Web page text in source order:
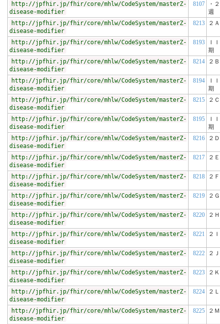
http://jpfhir.jp/fhir/core/mhlw/CodeSystem/masterZ-
disease-modifier
8107
・
週
http://jpfhir.jp/fhir/core/mhlw/CodeSystem/masterZ-
disease-modifier
8213 ２
http://jpfhir.jp/fhir/core/mhlw/CodeSystem/masterZ-
disease-modifier
8193
Ｉ
期
http://jpfhir.jp/fhir/core/mhlw/CodeSystem/masterZ-
disease-modifier
8214 ２
http://jpfhir.jp/fhir/core/mhlw/CodeSystem/masterZ-
disease-modifier
8194
Ｉ
期
http://jpfhir.jp/fhir/core/mhlw/CodeSystem/masterZ-
disease-modifier
8215 ２
http://jpfhir.jp/fhir/core/mhlw/CodeSystem/masterZ-
disease-modifier
8195
Ｉ
期
http://jpfhir.jp/fhir/core/mhlw/CodeSystem/masterZ-
disease-modifier
8216 ２
http://jpfhir.jp/fhir/core/mhlw/CodeSystem/masterZ-
disease-modifier
8217 ２
http://jpfhir.jp/fhir/core/mhlw/CodeSystem/masterZ-
disease-modifier
8218 ２
http://jpfhir.jp/fhir/core/mhlw/CodeSystem/masterZ-
disease-modifier
8219 ２
http://jpfhir.jp/fhir/core/mhlw/CodeSystem/masterZ-
disease-modifier
8220 ２
http://jpfhir.jp/fhir/core/mhlw/CodeSystem/masterZ-
disease-modifier
8221 ２
http://jpfhir.jp/fhir/core/mhlw/CodeSystem/masterZ-
disease-modifier
8222 ２
http://jpfhir.jp/fhir/core/mhlw/CodeSystem/masterZ-
disease-modifier
8223 ２
http://jpfhir.jp/fhir/core/mhlw/CodeSystem/masterZ-
disease-modifier
8224 ２
http://jpfhir.jp/fhir/core/mhlw/CodeSystem/masterZ-
disease-modifier
8225 ２